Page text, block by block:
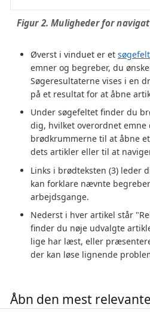
Figur 2. Muligheder for
Øverst i vinduet er et søgefelt
emner og begreber, du
Søgeresultaterne vises i en
på et resultat for at åbne
Under søgefeltet finder du
dig, hvilket overordnet
brødkrummerne til at åbne
dets artikler eller til at
Links i brødteksten (3) leder
kan forklare nævnte
arbejdsgange.
Nederst i hver artikel står
finder du nøje udvalgte
lige har læst, eller
der kan løse lignende
Åbn den mest